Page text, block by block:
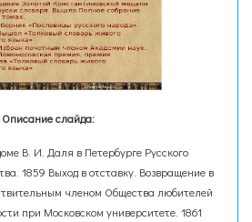
Описание слайда:
В. И. Даля в Петербурге Русского
1859 Выход в отставку. Возвращение в
членом Общества любителей
при Московском университете. 1861